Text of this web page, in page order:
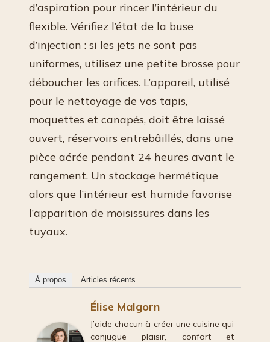
d’aspiration pour rincer l’intérieur du
flexible. Vérifiez l’état de la buse
d’injection : si les jets ne sont pas
uniformes, utilisez une petite brosse pour
déboucher les orifices. L’appareil, utilisé
pour le nettoyage de vos tapis,
moquettes et canapés, doit être laissé
ouvert, réservoirs entrebâillés, dans une
pièce aérée pendant 24 heures avant le
rangement. Un stockage hermétique
alors que l’intérieur est humide favorise
l’apparition de moisissures dans les
tuyaux.
À propos Articles récents
Élise Malgorn
J’aide chacun à créer une cuisine qui
conjugue plaisir, confort et